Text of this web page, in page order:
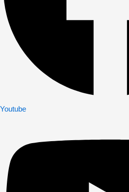
Youtube